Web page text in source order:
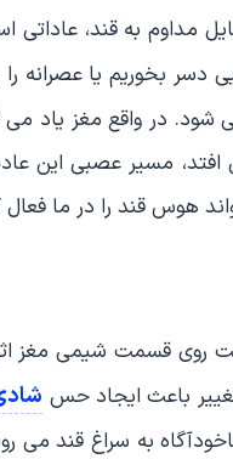
مداوم به قند،
دسر بخوریم یا عصرانه
شود. در واقع مغز یاد
افتد، مسیر عصبی این
هوس قند را در ما فعال
روی قسمت شیمی مغز
باعث ایجاد حس
به سراغ قند می